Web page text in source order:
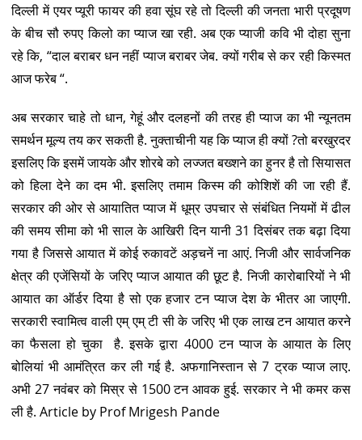
दिल्ली में एयर प्यूरी फायर की हवा सूंघ रहे तो दिल्ली की जनता भारी प्रदूषण
के बीच सौ रुपए किलो का प्याज खा रही. अब एक प्याजी कवि भी दोहा सुना
रहे कि, “दाल बराबर धन नहीं प्याज बराबर जेब. क्यों गरीब से कर रही किस्मत
आज फरेब “.
अब सरकार चाहे तो धान, गेहूं और दलहनों की तरह ही प्याज का भी न्यूनतम
समर्थन मूल्य तय कर सकती है. नुक्ताचीनी यह कि प्याज ही क्यों ?तो बरखुरदर
इसलिए कि इसमें जायके और शोरबे को लज्जत बख्शने का हुनर है तो सियासत
को हिला देने का दम भी. इसलिए तमाम किस्म की कोशिशें की जा रही हैं.
सरकार की ओर से आयातित प्याज में धूम्र उपचार से संबंधित नियमों में ढील
की समय सीमा को भी साल के आखिरी दिन यानी 31 दिसंबर तक बढ़ा दिया
गया है जिससे आयात में कोई रुकावटें अड़चनें ना आएं. निजी और सार्वजनिक
क्षेत्र की एजेंसियों के जरिए प्याज आयात की छूट है. निजी कारोबारियों ने भी
आयात का ऑर्डर दिया है सो एक हजार टन प्याज देश के भीतर आ जाएगी.
सरकारी स्वामित्व वाली एम् एम् टी सी के जरिए भी एक लाख टन आयात करने
का फैसला हो चुका है. इसके द्वारा 4000 टन प्याज के आयात के लिए
बोलियां भी आमंत्रित कर ली गई है. अफगानिस्तान से 7 ट्रक प्याज लाए.
अभी 27 नवंबर को मिस्र से 1500 टन आवक हुई. सरकार ने भी कमर कस
ली है. Article by Prof Mrigesh Pande